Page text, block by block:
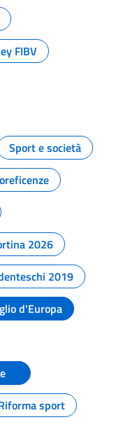
FIBV
Sport e società
2026
2019
d'Europa
sport